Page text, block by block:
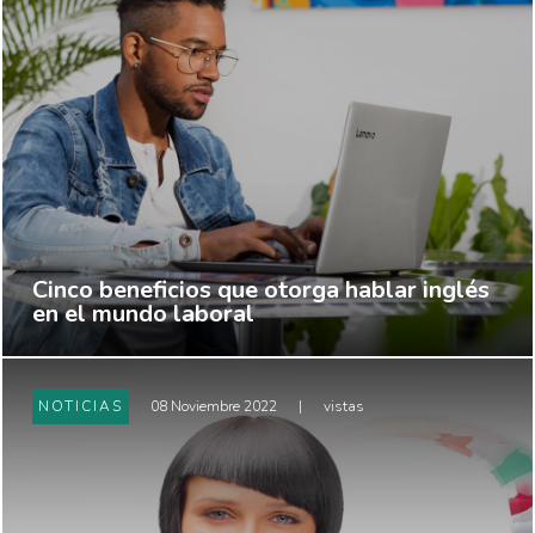
Cinco beneficios que otorga hablar inglés
en el mundo laboral
NOTICIAS 08 Noviembre 2022 | vistas